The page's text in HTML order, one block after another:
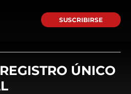
SUSCRIBIRSE
ÚNICO